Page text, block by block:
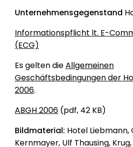
Unternehmensgegenstand
Informationspflicht lt. E-
(ECG)
Es gelten dieAllgemeinen
Geschäftsbedingungen der
2006.
ABGH 2006 (pdf, 42 KB)
Bildmaterial: Hotel Liebmann,
Kernmayer, Ulf Thausing,